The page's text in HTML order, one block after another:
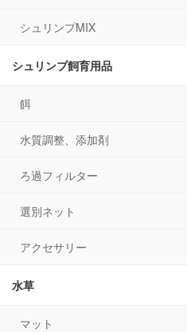
シュリンプMIX
シュリンプ飼育用品
餌
水質調整、添加剤
ろ過フィルター
選別ネット
アクセサリー
水草
マット